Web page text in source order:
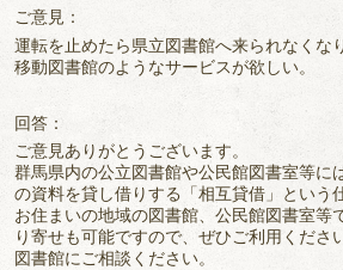
ご意見：
運転を止めたら県立図書館へ来られなくな
移動図書館のようなサービスが欲しい。
回答：
ご意見ありがとうございます。
群馬県内の公立図書館や公民館図書室等に
の資料を貸し借りする「相互貸借」という
お住まいの地域の図書館、公民館図書室等
り寄せも可能ですので、ぜひご利用くださ
図書館にご相談ください。